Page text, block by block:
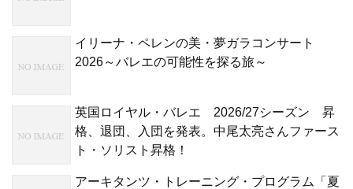
イリーナ・ペレンの美・夢ガラコンサート
2026～バレエの可能性を探る旅～
英国ロイヤル・バレエ 2026/27シーズン 昇
格、退団、入団を発表。中尾太亮さんファース
ト・ソリスト昇格！
アーキタンツ・トレーニング・プログラム「夏